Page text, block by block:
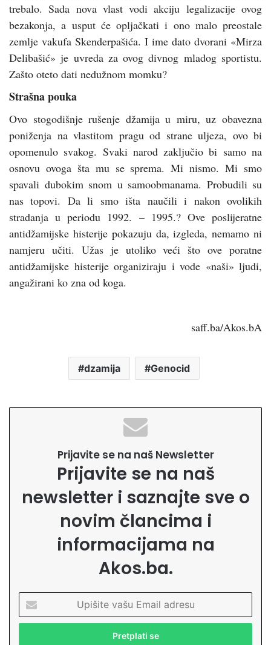
trebalo. Sada nova vlast vodi akciju legalizacije ovog
bezakonja, a usput će opljačkati i ono malo preostale
zemlje vakufa Skenderpašića. I ime dato dvorani «Mirza
Delibašić» je uvreda za ovog divnog mladog sportistu.
Zašto oteto dati nedužnom momku?
Strašna pouka
Ovo stogodišnje rušenje džamija u miru, uz obavezna
poniženja na vlastitom pragu od strane uljeza, ovo bi
opomenulo svakog. Svaki narod zaključio bi samo na
osnovu ovoga šta mu se sprema. Mi nismo. Mi smo
spavali dubokim snom u samoobmanama. Probudili su
nas topovi. Da li smo išta naučili i nakon ovolikih
stradanja u periodu 1992. – 1995.? Ove poslijeratne
antidžamijske histerije pokazuju da, izgleda, nemamo ni
namjeru učiti. Užas je utoliko veći što ove poratne
antidžamijske histerije organiziraju i vode «naši» ljudi,
angažirani ko zna od koga.
saff.ba/Akos.bA
dzamija Genocid
Prijavite se na naš Newsletter
Prijavite se na naš
newsletter i saznajte sve o
novim člancima i
informacijama na
Akos.ba.
i